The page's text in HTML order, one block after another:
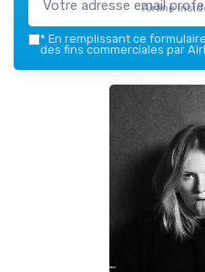
Airline
* En remplissant ce
des fins commerciales par